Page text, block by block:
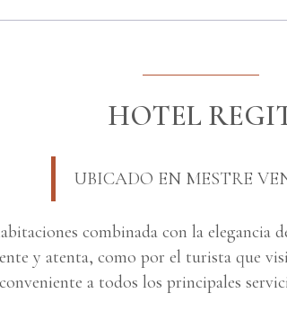
HOTEL
UBICADO EN MESTRE
combinada con la elegancia
y atenta, como por el turista que
a todos los principales